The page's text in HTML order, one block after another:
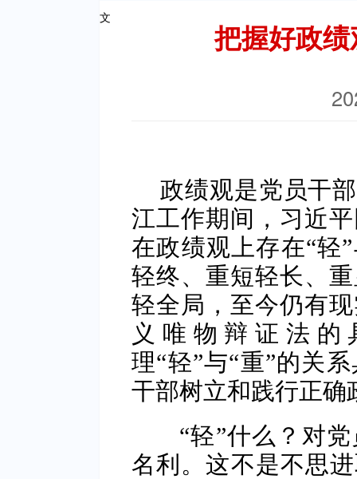
文
把握好政
政绩观是党员干
江工作期间，习近
在政绩观上存在“轻
轻终、重短轻长、
轻全局，至今仍有
义唯物辩证法
理“轻”与“重”的关
干部树立和践行正确
“轻”什么？对党
名利。这不是不思